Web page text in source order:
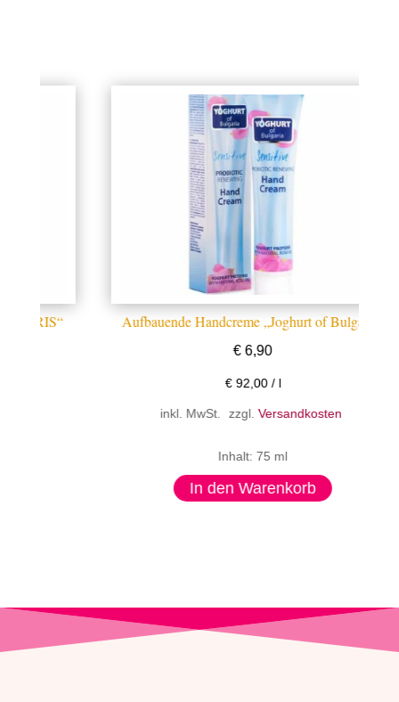
Aufbauende Handcreme „Joghurt of Bulgaria“
/l
inkl. MwSt. zzgl.Versandkosten
Inhalt: 75 ml
In den Warenkorb